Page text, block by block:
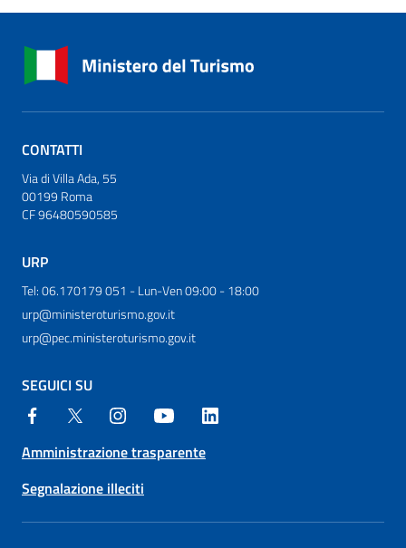
CONTATTI
Via di Villa Ada, 55
00199 Roma
CF 96480590585
URP
Tel: 06.170179 051 - Lun-Ven 09:00 - 18:00
urp@ministeroturismo.gov.it
urp@pec.ministeroturismo.gov.it
SEGUICI SU
Amministrazione trasparente
Segnalazione illeciti